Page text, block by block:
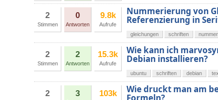
2
Stimmen
0
Antworten
9.8k
Aufrufe
Nummerierung von
Referenzierung in
gleichungen schriften
2
Stimmen
2
Antworten
15.3k
Aufrufe
Wie kann ich
Debian installieren?
ubuntu schriften debian
2 3 103k Wie druckt man am